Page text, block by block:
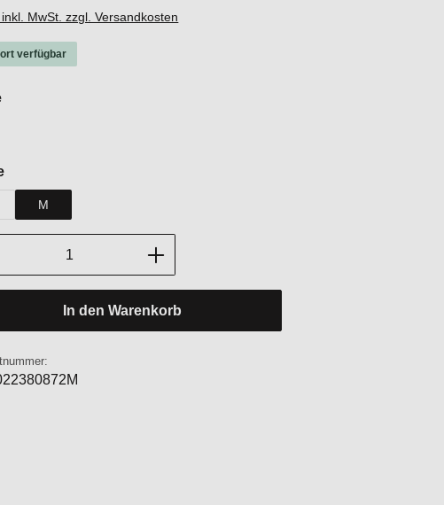
MwSt. zzgl. Versandkosten
verfügbar
auswählen
auswählen
M
Anzahl: Gib den gewünschten Wert ein
In den Warenkorb